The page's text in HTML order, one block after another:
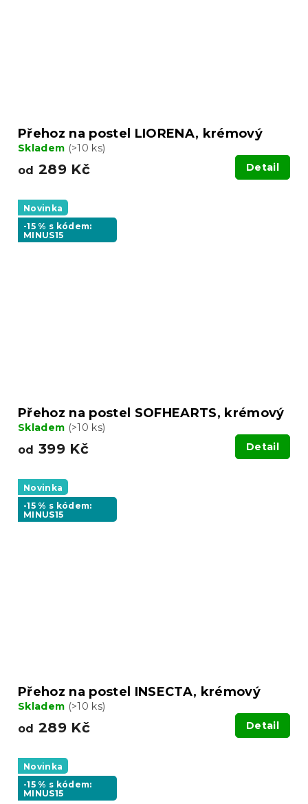
Přehoz na postel LIORENA, krémový
Skladem (>10 ks)
od 289 Kč Detail
Novinka
-15 % s kódem:
MINUS15
Přehoz na postel SOFHEARTS, krémový
Skladem (>10 ks)
od 399 Kč Detail
Novinka
-15 % s kódem:
MINUS15
Přehoz na postel INSECTA, krémový
Skladem (>10 ks)
od 289 Kč Detail
Novinka
-15 % s kódem:
MINUS15